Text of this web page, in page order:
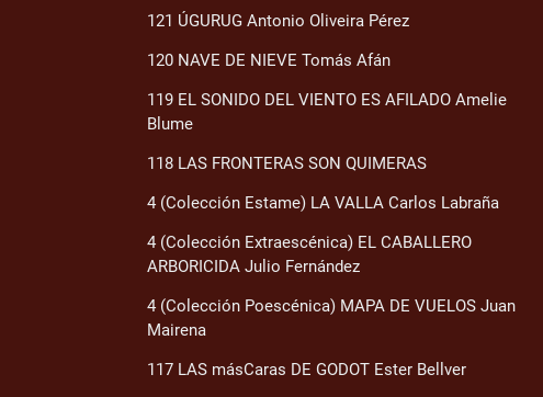
121 ÚGURUG Antonio Oliveira Pérez
120 NAVE DE NIEVE Tomás Afán
119 EL SONIDO DEL VIENTO ES AFILADO Amelie
Blume
118 LAS FRONTERAS SON QUIMERAS
4 (Colección Estame) LA VALLA Carlos Labraña
4 (Colección Extraescénica) EL CABALLERO
ARBORICIDA Julio Fernández
4 (Colección Poescénica) MAPA DE VUELOS Juan
Mairena
117 LAS másCaras DE GODOT Ester Bellver